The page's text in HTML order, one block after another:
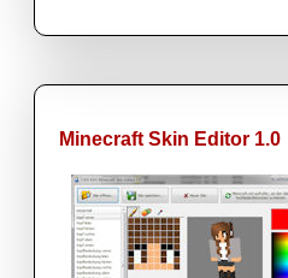
Minecraft Skin Editor 1.0